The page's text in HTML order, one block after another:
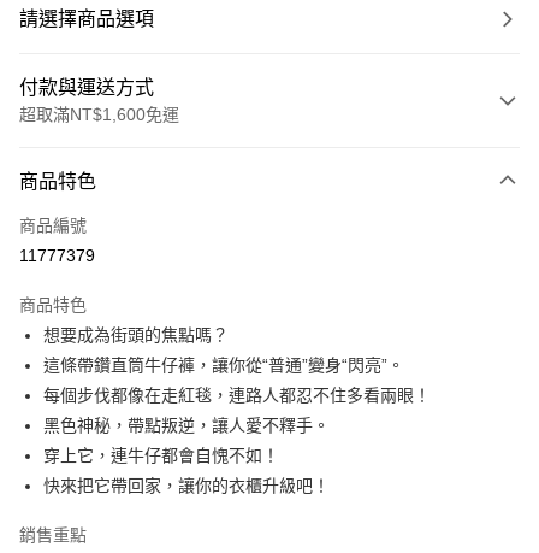
請選擇商品選項
付款與運送方式
超取滿NT$1,600免運
信用卡一次付款
超商取貨付款
Apple Pay
街口支付
Google Pay
大哥付你分期
相關說明
1.本服務由台灣大哥大提供，台灣大哥大用戶可立即使用無須另外申請。
AFTEE先享後付
商品特色
商品編號
11777379
商品特色
想要成為街頭的焦點嗎？
這條帶鑽直筒牛仔褲，讓你從“普通”變身“閃亮”。
每個步伐都像在走紅毯，連路人都忍不住多看兩眼！
黑色神秘，帶點叛逆，讓人愛不釋手。
穿上它，連牛仔都會自愧不如！
快來把它帶回家，讓你的衣櫃升級吧！
銷售重點